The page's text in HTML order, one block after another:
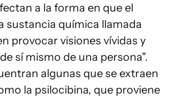
a la forma en que el
sustancia química llamada
provocar visiones vívidas y
sí mismo de una persona".
algunas que se extraen
la psilocibina, que proviene